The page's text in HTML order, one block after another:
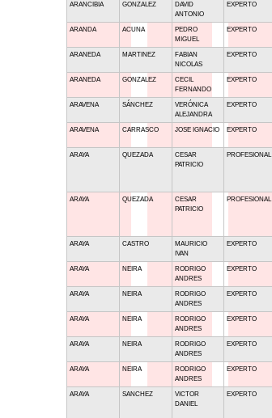
ARANCIBIA GONZALEZ
DAVID
ANTONIO
EXPERTO
ARANDA ACUNA
PEDRO
MIGUEL
EXPERTO
ARANEDA MARTINEZ
FABIAN
NICOLAS
EXPERTO
ARANEDA GONZALEZ
CECIL
FERNANDO
EXPERTO
ARAVENA SÁNCHEZ
VERÓNICA
ALEJANDRA
EXPERTO
ARAVENA CARRASCO JOSE IGNACIO EXPERTO
ARAYA QUEZADA
CESAR
PATRICIO
PROFESIONAL
ARAYA QUEZADA
CESAR
PATRICIO
PROFESIONAL
ARAYA CASTRO
MAURICIO
IVAN
EXPERTO
ARAYA NEIRA
RODRIGO
ANDRES
EXPERTO
ARAYA NEIRA
RODRIGO
ANDRES
EXPERTO
ARAYA NEIRA
RODRIGO
ANDRES
EXPERTO
ARAYA NEIRA
RODRIGO
ANDRES
EXPERTO
ARAYA NEIRA
RODRIGO
ANDRES
EXPERTO
ARAYA SANCHEZ
VICTOR
DANIEL
EXPERTO